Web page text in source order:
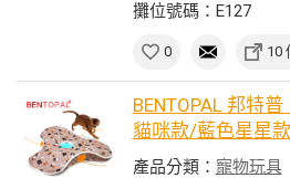
攤位號碼：E127
0 10
BENTOPAL 邦特
貓咪款/藍色星星款
產品分類： 寵物玩具